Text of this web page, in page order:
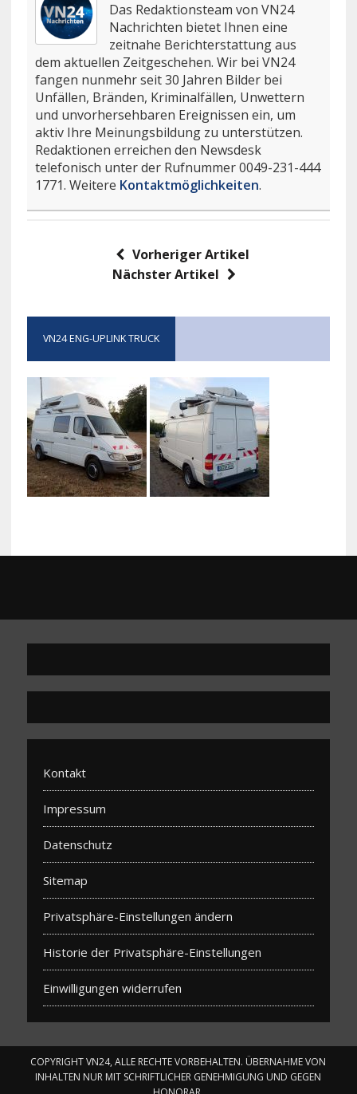
Das Redaktionsteam von VN24
Nachrichten bietet Ihnen eine
zeitnahe Berichterstattung aus
dem aktuellen Zeitgeschehen. Wir bei VN24
fangen nunmehr seit 30 Jahren Bilder bei
Unfällen, Bränden, Kriminalfällen, Unwettern
und unvorhersehbaren Ereignissen ein, um
aktiv Ihre Meinungsbildung zu unterstützen.
Redaktionen erreichen den Newsdesk
telefonisch unter der Rufnummer 0049-231-444
1771. Weitere Kontaktmöglichkeiten.
Vorheriger Artikel
Nächster Artikel
VN24 ENG-UPLINK TRUCK
Kontakt
Impressum
Datenschutz
Sitemap
Privatsphäre-Einstellungen ändern
Historie der Privatsphäre-Einstellungen
Einwilligungen widerrufen
COPYRIGHT VN24, ALLE RECHTE VORBEHALTEN. ÜBERNAHME VON
INHALTEN NUR MIT SCHRIFTLICHER GENEHMIGUNG UND GEGEN